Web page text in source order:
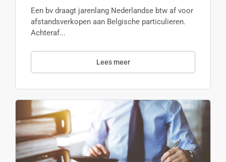
Een bv draagt jarenlang Nederlandse btw af voor
afstandsverkopen aan Belgische particulieren.
Achteraf...
Lees meer